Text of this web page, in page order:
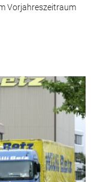
Vorjahreszeitraum